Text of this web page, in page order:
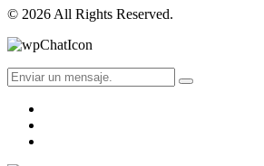
© 2026 All Rights Reserved.